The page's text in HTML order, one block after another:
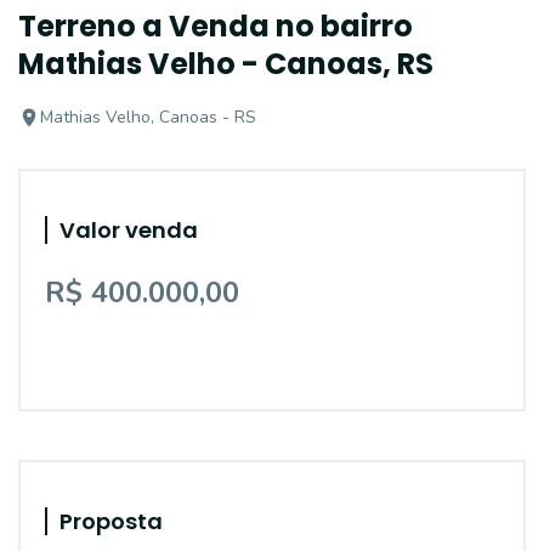
Terreno a Venda no bairro
Mathias Velho - Canoas, RS
Mathias Velho, Canoas - RS
Valor venda
R$ 400.000,00
Proposta